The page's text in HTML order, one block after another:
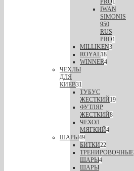
IWAN
SIMONIS
950
RUS
PRO1
MILLIKEN3
ROYAL18
WINNER4
ЧЕХЛЫ
ДЛЯ
КИЕВ31
ТУБУС
ЖЕСТКИЙ19
ФУТЛЯР
ЖЕСТКИЙ8
ЧЕХОЛ
МЯГКИЙ4
ШАРЫ49
БИТКИ22
ТРЕНИРОВОЧНЫЕ
ШАРЫ4
ШАРЫ